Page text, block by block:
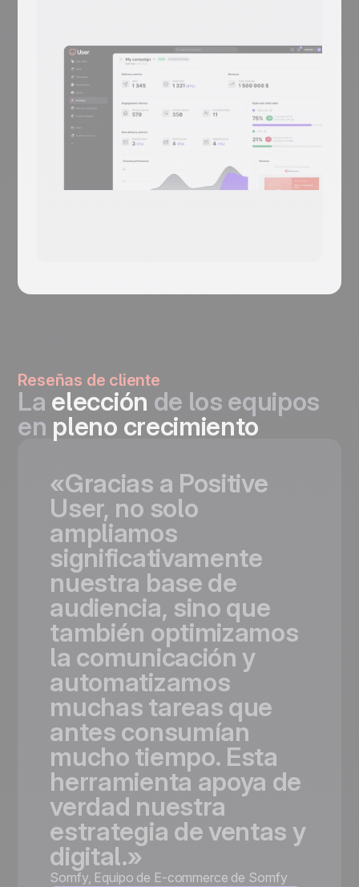
Reseñas de cliente
La elección de los equipos
en pleno crecimiento
«Gracias a Positive
User, no solo
ampliamos
significativamente
nuestra base de
audiencia, sino que
también optimizamos
la comunicación y
automatizamos
muchas tareas que
antes consumían
mucho tiempo. Esta
herramienta apoya de
verdad nuestra
estrategia deventas y
digital.»
Somfy, Equipo de E-commerce de Somfy